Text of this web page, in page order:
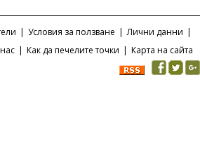
| Условия за ползване | Лични данни |
| Как да печелите точки | Карта на сайта